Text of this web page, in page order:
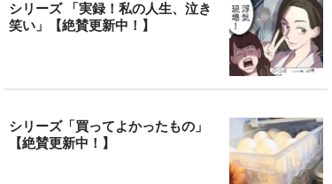
シリーズ 「実録！私の人生、泣き
笑い」【絶賛更新中！】
シリーズ「買ってよかったもの」
【絶賛更新中！】